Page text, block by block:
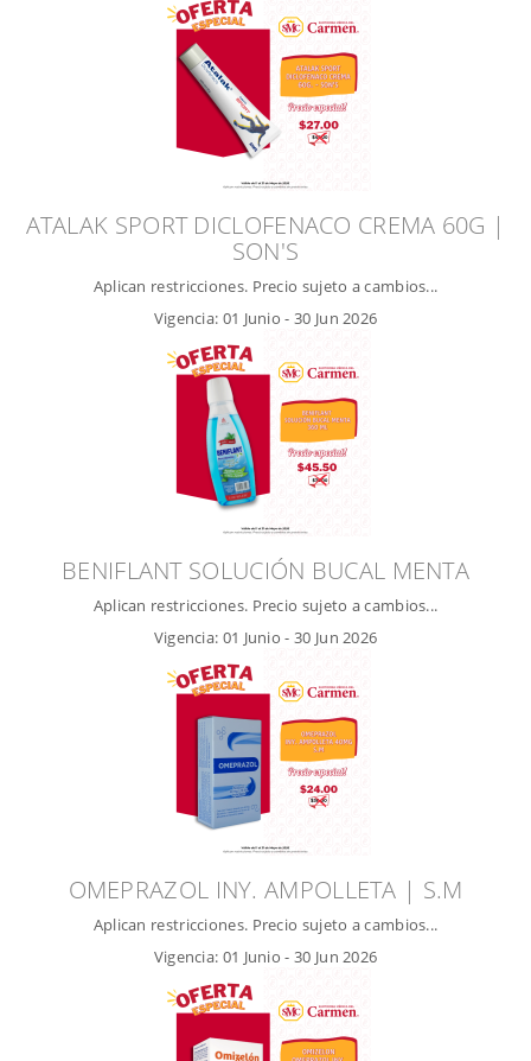
ATALAK SPORT DICLOFENACO CREMA 60G |
SON'S
Aplican restricciones. Precio sujeto a cambios...
Vigencia: 01 Junio - 30 Jun 2026
BENIFLANT SOLUCIÓN BUCAL MENTA
Aplican restricciones. Precio sujeto a cambios...
Vigencia: 01 Junio - 30 Jun 2026
OMEPRAZOL INY. AMPOLLETA | S.M
Aplican restricciones. Precio sujeto a cambios...
Vigencia: 01 Junio - 30 Jun 2026